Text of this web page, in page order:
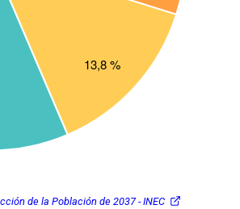
de la Población de 2037 - INEC